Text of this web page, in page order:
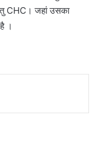
CHC। जहां उसका
।